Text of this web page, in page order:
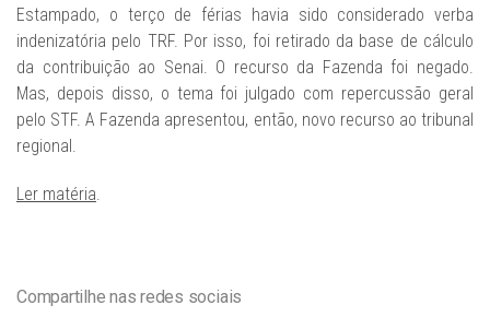
Estampado, o terço de férias havia sido considerado verba
indenizatória pelo TRF. Por isso, foi retirado da base de cálculo
da contribuição ao Senai. O recurso da Fazenda foi negado.
Mas, depois disso, o tema foi julgado com repercussão geral
pelo STF. A Fazenda apresentou, então, novo recurso ao tribunal
regional.
Ler matéria.
Compartilhe nas redes sociais